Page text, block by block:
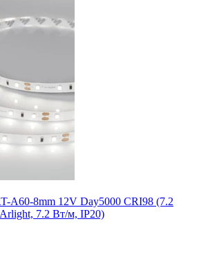
A60-8mm 12V Day5000 CRI98 (7.2
7.2 Вт/м, IP20)